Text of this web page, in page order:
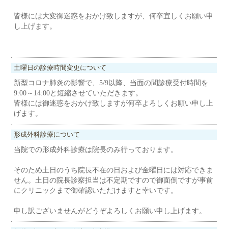
皆様には大変御迷惑をおかけ致しますが、何卒宜しくお願い申
し上げます。
土曜日の診療時間変更について
新型コロナ肺炎の影響で、5/9以降、当面の間診療受付時間を
9:00～14:00と短縮させていただきます。
皆様には御迷惑をおかけ致しますが何卒よろしくお願い申し上
げます。
形成外科診療について
当院での形成外科診療は院長のみ行っております。
そのため土日のうち院長不在の日および金曜日には対応できま
せん。土日の院長診察担当は不定期ですので御面倒ですが事前
にクリニックまで御確認いただけますと幸いです。
申し訳ございませんがどうぞよろしくお願い申し上げます。